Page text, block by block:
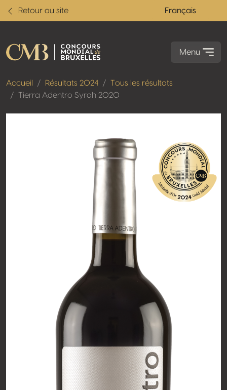
Retour au site Français
Menu
Accueil Résultats 2024
Tous les résultats
Tierra Adentro Syrah 2020